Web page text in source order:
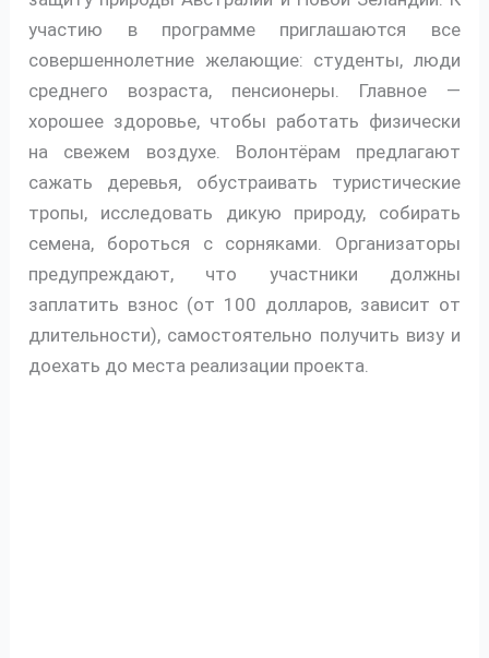
участию в программе приглашаются все
совершеннолетние желающие: студенты, люди
среднего возраста, пенсионеры. Главное —
хорошее здоровье, чтобы работать физически
на свежем воздухе. Волонтёрам предлагают
сажать деревья, обустраивать туристические
тропы, исследовать дикую природу, собирать
семена, бороться с сорняками. Организаторы
предупреждают, что участники должны
заплатить взнос (от 100 долларов, зависит от
длительности), самостоятельно получить визу и
доехать до места реализации проекта.